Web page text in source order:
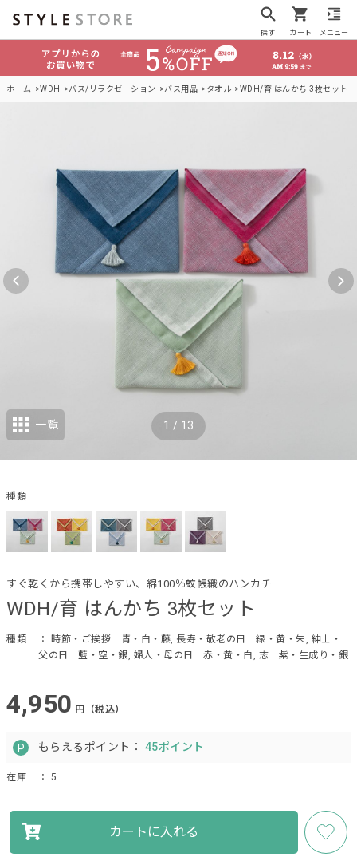
探す カート メニュー
ホーム WDH バス/リラクゼーション バス用品 タオル WDH/育 はんかち 3枚セット
WDH/育 はんかち 3枚セット
すぐ乾くから携帯しやすい、綿100％蚊帳織のハンカチ
種類
： 時節・ご挨拶 青・白・藤, 長寿・敬老の日 緑・黄・朱, 紳士・
父の日 藍・空・銀, 婦人・母の日 赤・黄・白, 志 紫・生成り・銀
4,950 円（税込）
もらえるポイント： 45ポイント
在庫 ： 5
カートに入れる
1 / 13
一覧
種類